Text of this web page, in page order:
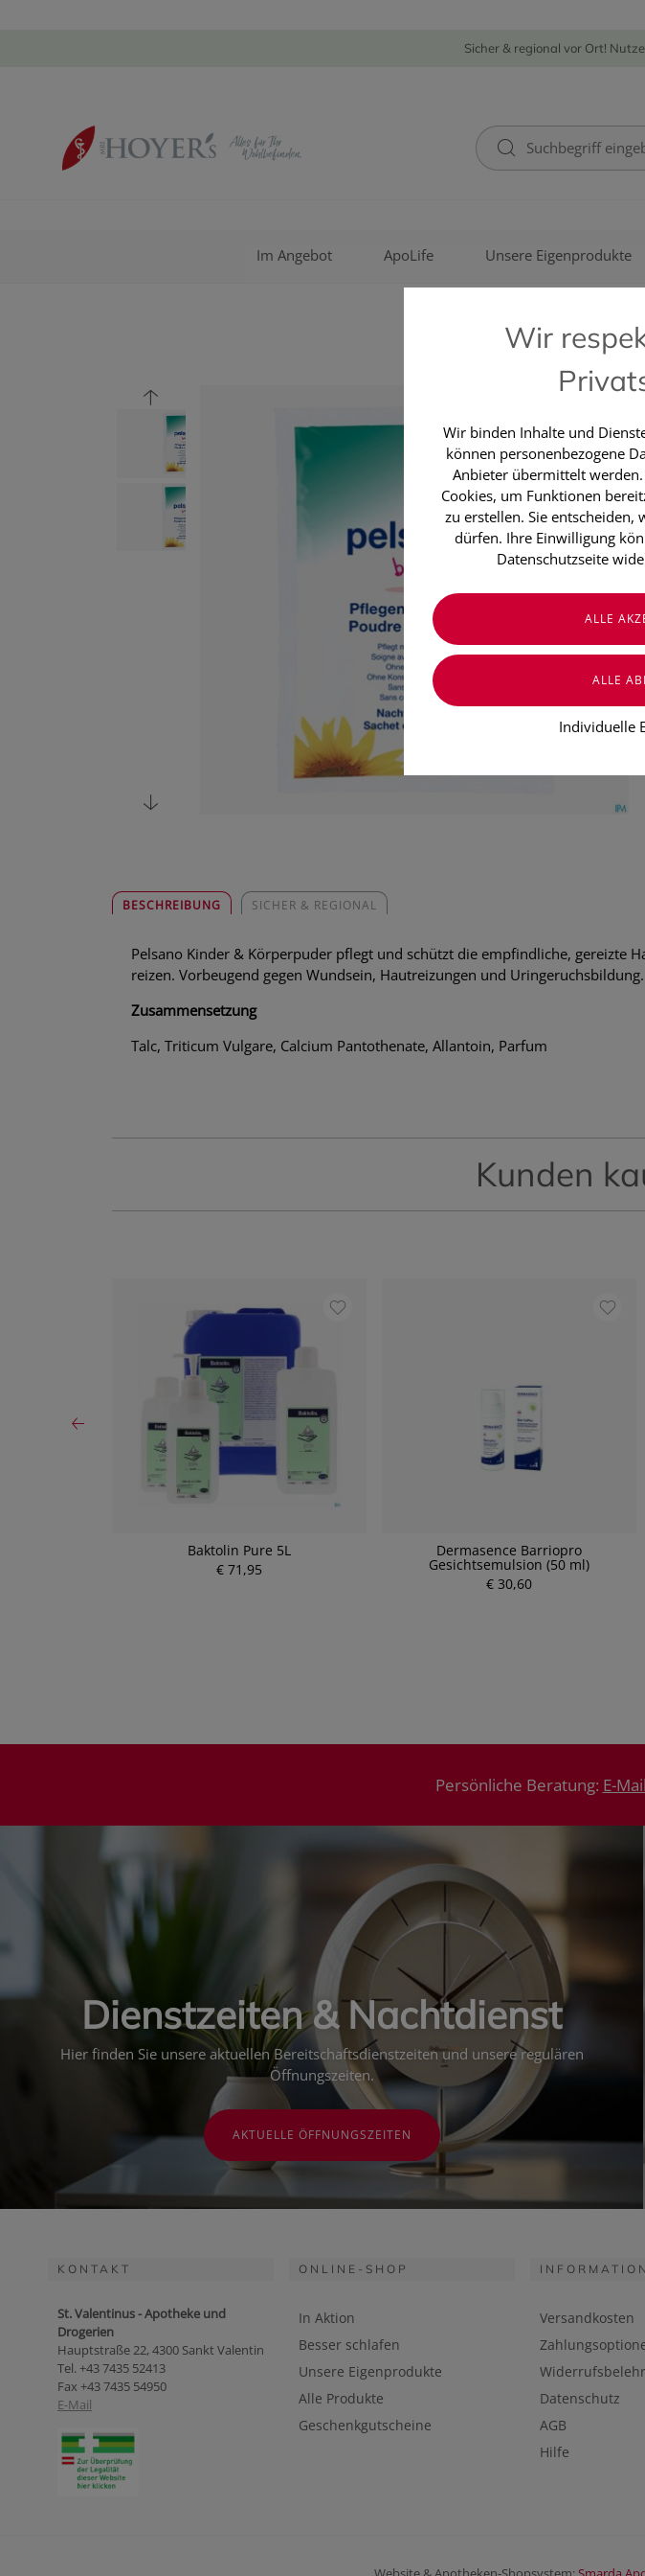
Sicher & regional vor Ort!
Im Angebot ApoLife Unsere Eigenprodukte
BESCHREIBUNG SICHER & REGIONAL
Pelsano Kinder & Körperpuder pflegt und schützt die empfindliche, gereizte
reizen. Vorbeugend gegen Wundsein, Hautreizungen und Uringeruchsbildung.
Zusammensetzung
Talc, Triticum Vulgare, Calcium Pantothenate, Allantoin, Parfum
Kunden
Baktolin Pure 5L
€ 71,95
Dermasence Barriopro
Gesichtsemulsion (50 ml)
€ 30,60
P
Wir
Wir binden Inhalte und
können personenbezogene
Anbieter übermittelt
Cookies, um Funktionen
zu erstellen. Sie entscheiden,
dürfen. Ihre Einwilligung
Datenschutzseite
Individuelle
Persönliche Beratung: E-
Dienstzeiten & Nachtdienst
Hier finden Sie unsere aktuellen Bereitschaftsdienstzeiten und unsere regulären
Öffnungszeiten.
AKTUELLE ÖFFNUNGSZEITEN
KONTAKT
St. Valentinus - Apotheke und
Drogerien
Hauptstraße 22, 4300 Sankt Valentin
Tel. +43 7435 52413
Fax +43 7435 54950
E-Mail
ONLINE-SHOP
In Aktion
Besser schlafen
Unsere Eigenprodukte
Alle Produkte
Geschenkgutscheine
INFORMATION
Versandkosten
Datenschutz
AGB
Hilfe